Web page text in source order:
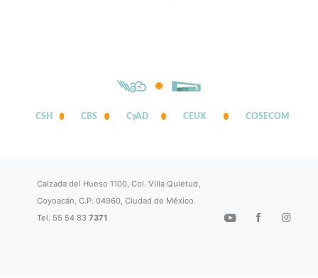
CSH CBS CyAD CEUX COSECOM
Calzada del Hueso 1100, Col. Villa Quietud,
Coyoacán, C.P. 04960, Ciudad de México.
Tel. 55 54 837371